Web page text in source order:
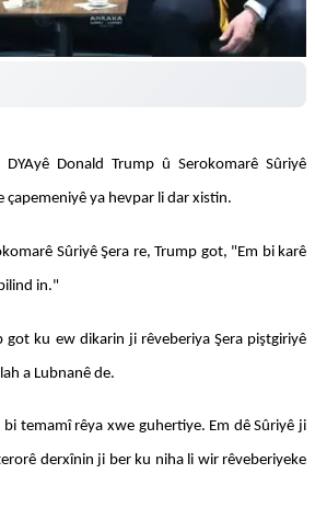
DYAyê Donald Trump û Serokomarê Sûriyê
çapemeniyê ya hevpar li dar xistin.
Sûriyê Şera re, Trump got, "Em bi karê
in."
got ku ew dikarin ji rêveberiya Şera piştgiriyê
a Lubnanê de.
bi temamî rêya xwe guhertiye. Em dê Sûriyê ji
derxînin ji ber ku niha li wir rêveberiyeke